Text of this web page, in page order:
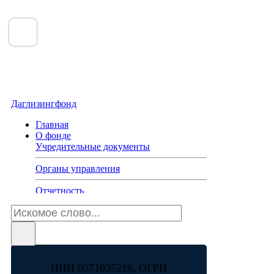
Даглизингфонд
Главная
О фонде
Учредительные документы
Органы управления
Отчетность
Способы и адреса для обращений
заинтересованностью
ИНН 0571035216, ОГРН